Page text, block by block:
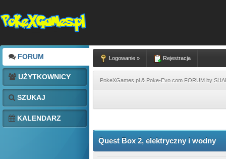
FORUM
UŻYTKOWNICY
SZUKAJ
KALENDARZ
Logowanie » Rejestracja
PokeXGames.pl & Poke-Evo.com FORUM by
Quest Box 2, elektryczny i wodny